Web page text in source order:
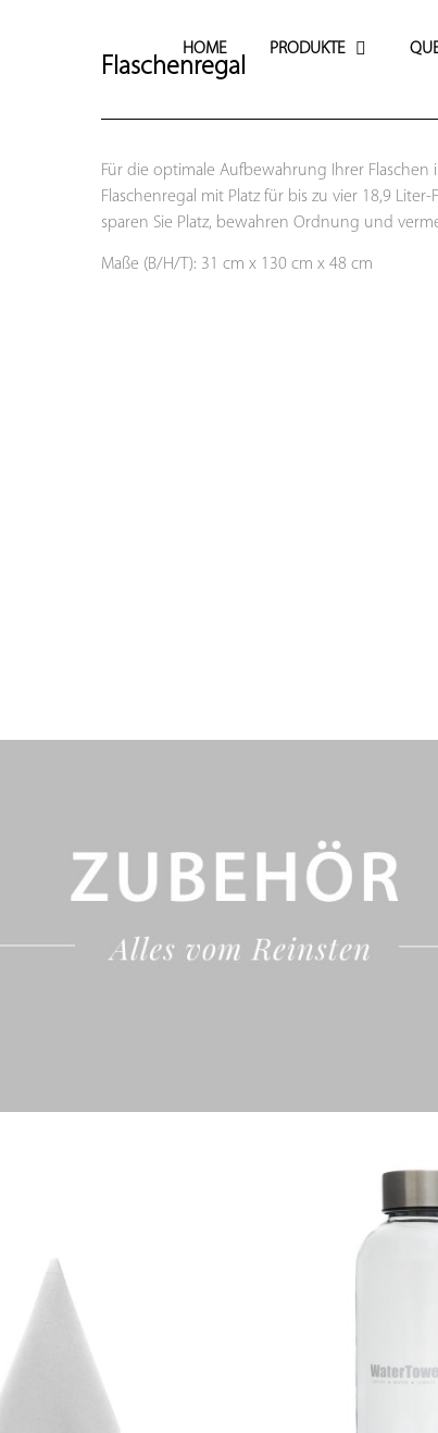
HOME PRODUKTE
Flaschenregal
Für die optimale Aufbewahrung Ihrer
Flaschenregal mit Platz für bis zu vier 18,9
sparen Sie Platz, bewahren Ordnung und
Maße (B/H/T): 31 cm x 130 cm x 48 cm